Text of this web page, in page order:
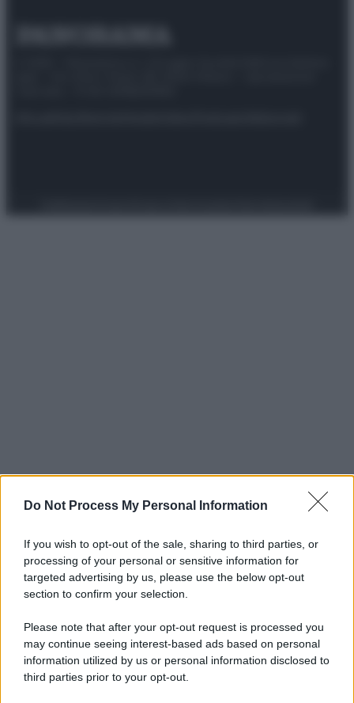
Do Not Process My Personal Information
If you wish to opt-out of the sale, sharing to third parties, or
processing of your personal or sensitive information for
targeted advertising by us, please use the below opt-out
section to confirm your selection.
Please note that after your opt-out request is processed you
may continue seeing interest-based ads based on personal
information utilized by us or personal information disclosed to
third parties prior to your opt-out.